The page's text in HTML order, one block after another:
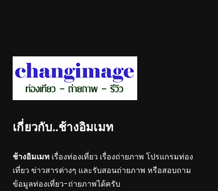
เกี่ยวกับ..ช้างอิมเมท
ช้างอิมเมท เรื่องท่องเที่ยว เรื่องถ่ายภาพ โปรแกรมท่อง
เที่ยว ข่าวสารต่างๆ และรับสอนถ่ายภาพ หรือสอบถาม
ข้อมูลท่องเที่ยว-ถ่ายภาพได้ครับ